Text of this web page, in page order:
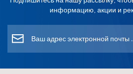
информацию, акции и